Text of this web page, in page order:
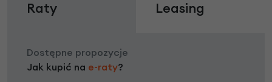
Raty Leasing
Dostępne propozycje
Jak kupić na e-raty?